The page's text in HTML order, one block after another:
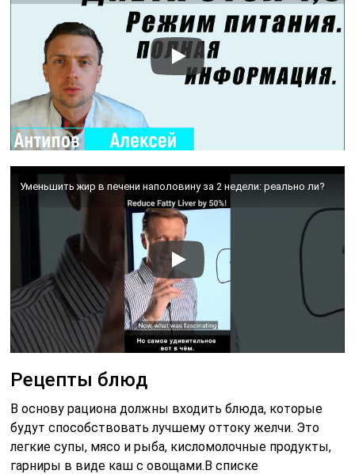
Уменьшить жир в печени наполовину за 2 недели: реально ли?
Рецепты блюд
В основу рациона должны входить блюда, которые
будут способствовать лучшему оттоку желчи. Это
легкие супы, мясо и рыба, кисломолочные продукты,
гарниры в виде каш с овощами.В списке